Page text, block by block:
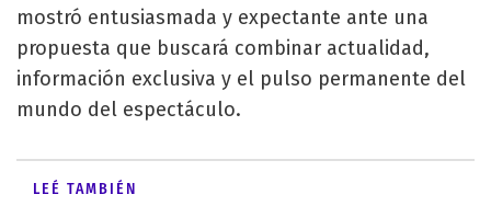
mostró entusiasmada y expectante ante una
propuesta que buscará combinar actualidad,
información exclusiva y el pulso permanente del
mundo del espectáculo.
LEÉ TAMBIÉN